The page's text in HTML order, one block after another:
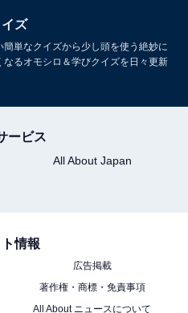
ズ
単なクイズから少し頭を使う絶妙に
るオモシロ＆学びクイズを日々更新
ービス
All About Japan
情報
広告掲載
著作権・商標・免責事項
All About ニュースについて